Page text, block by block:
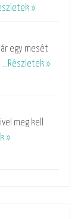
»
egy mesét
…Részletek »
meg kell
»